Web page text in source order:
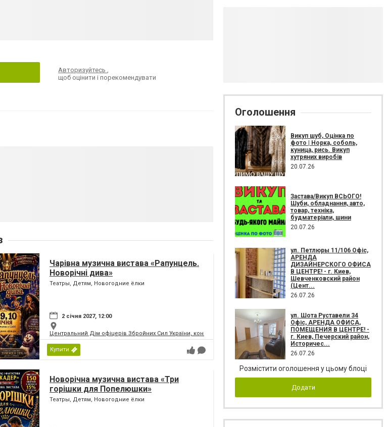
Авторизуйтесь
щоб оцінити і порекомендувати
Чарівна музична вистава «Рапунцель.
Новорічні дива»
Театры, Детям, Новогодние ёлки
2 січня 2027, 12:00
Центральний Дім офіцерів Збройних Сил України, концертний зал
Купити
Новорічна музична вистава «Три
горішки для Попелюшки»
Театры, Детям, Новогодние ёлки
Оголошення
Викуп шуб, Оцінка по
фото | Норка, соболь,
куница, рись. Викуп
хутряних виробів
20.07.26
Застава/Викуп ВСЬОГО!
Шуби, обладнання, авто,
товар, техніка,
будматеріали, шини
20.07.26
ул. Петлюры 11/106 Офіс,
АРЕНДА
ДИЗАЙНЕРСКОГО ОФИСА
В ЦЕНТРЕ! - г. Киев,
Шевченковский район
(Цент...
26.07.26
ул. Шота Руставели 34
Офіс, АРЕНДА ОФИСА,
ПОМЕЩЕНИЯ В ЦЕНТРЕ! -
г. Киев, Печерский район,
Историчес...
26.07.26
Розмістити оголошення у цьому блоці
Додати